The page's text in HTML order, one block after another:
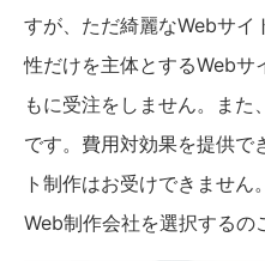
すが、ただ綺麗なWebサイ
性だけを主体とするWebサ
もに受注をしません。また
です。費用対効果を提供で
ト制作はお受けできませ
Web制作会社を選択するの